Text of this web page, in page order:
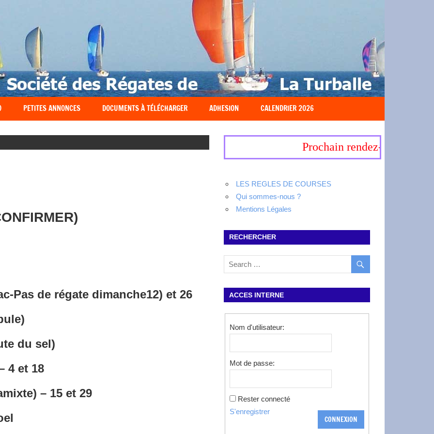
PETITES ANNONCES DOCUMENTS À TÉLÉCHARGER ADHESION CALENDRIER 2026
Pas de régate dimanche12) et 26
du sel)
4 et 18
– 15 et 29
Prochain rendez-vous, 19-
LES REGLES DE COURSES
Qui sommes-nous ?
Mentions Légales
RECHERCHER
ACCES INTERNE
Nom d'utilisateur:
Mot de passe:
Rester connecté
CONNEXION
S'enregistrer